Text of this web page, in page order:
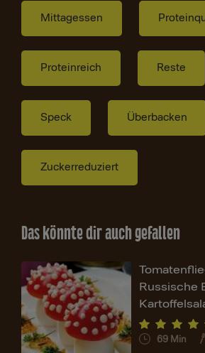
Mittagessen
Proteinreich Reste
Speck Überbacken
Zuckerreduziert
Das könnte dir auch gefallen
Russische
69 Min